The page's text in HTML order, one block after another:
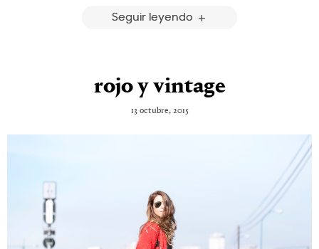
Seguir leyendo
rojo y vintage
13 octubre, 2015